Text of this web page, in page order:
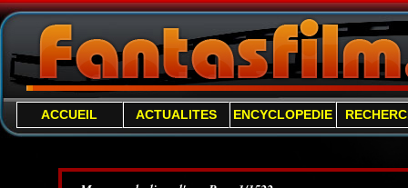
ACCUEIL ACTUALITES ENCYCLOPEDIE